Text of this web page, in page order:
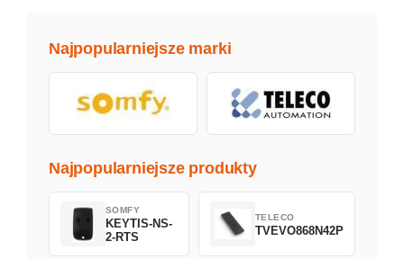
Najpopularniejsze marki
Najpopularniejsze produkty
SOMFY
KEYTIS-NS-
2-RTS
TELECO
TVEVO868N42P